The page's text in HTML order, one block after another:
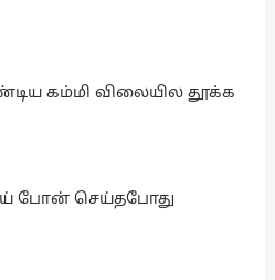
கம்மி விலையில தூக்க
போன் செய்தபோது